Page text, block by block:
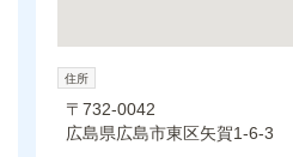
住所
〒732-0042
広島県広島市東区矢賀1-6-3